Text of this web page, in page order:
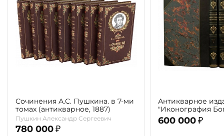
Сочинения А.С. Пушкина. в 7-ми
томах (антикварное, 1887)
Пушкин Александр Сергеевич
780 000 ₽
Антикварное
"Иконография
г. (в 2-х томах с
автора)
600 000 ₽